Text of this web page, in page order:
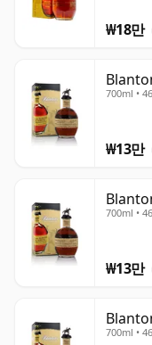
₩18만
700ml •
₩13만
700ml •
₩13만
700ml •